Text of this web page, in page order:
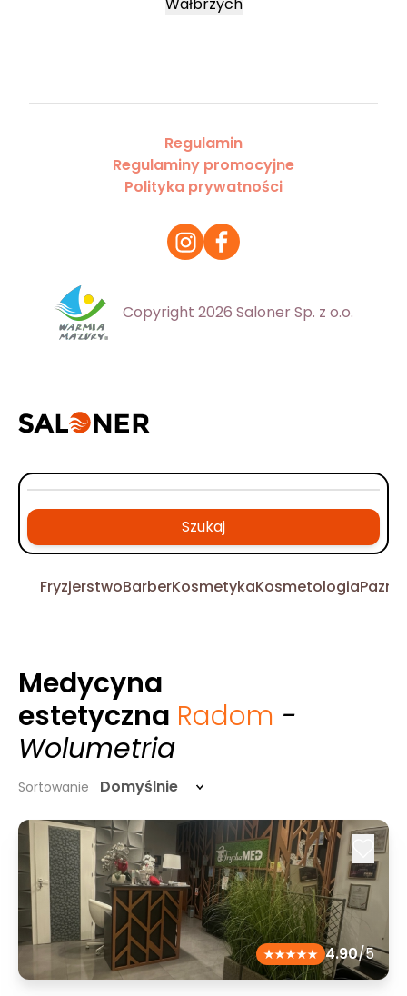
Regulamin
Regulaminy promocyjne
Polityka prywatności
Copyright 2026 Saloner Sp. z o.o.
Szukaj
FryzjerstwoBarberKosmetykaKosmetologia
Medycyna
estetyczna Radom -
Wolumetria
Sortowanie Domyślnie
4.90/5